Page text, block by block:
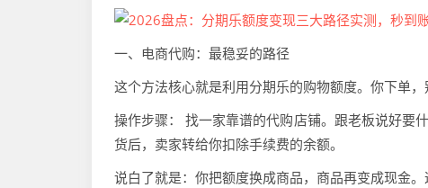
一、电商代购：最稳妥的路径
这个方法核心就是利用分期乐的购物额度。你下单，
操作步骤： 找一家靠谱的代购店铺。跟老板说好
货后，卖家转给你扣除手续费的余额。
说白了就是：你把额度换成商品，商品再变成现金。